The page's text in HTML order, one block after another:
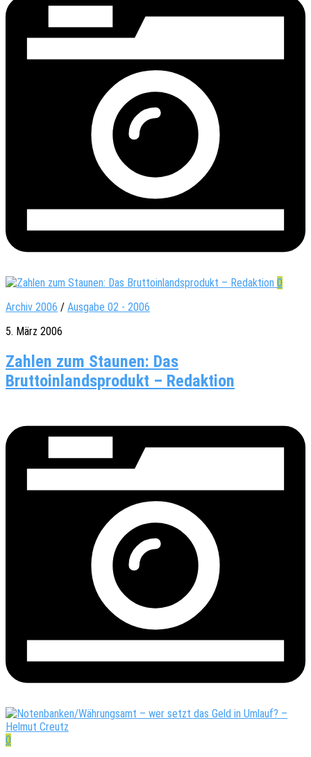
0
Archiv 2006 / Ausgabe 02 - 2006
5. März 2006
Zahlen zum Staunen: Das
Bruttoinlandsprodukt – Redaktion
0